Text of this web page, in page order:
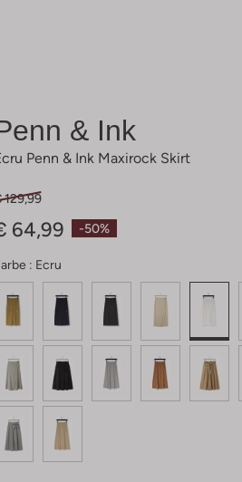
& Ink
Penn & Ink Maxirock Skirt
-50%
129,99
64,99
: Ecru